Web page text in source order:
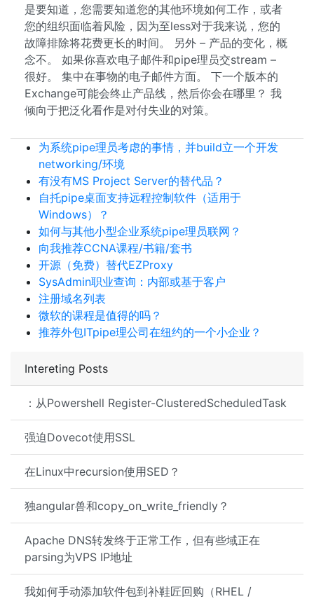
Intereting Posts
：从Powershell Register-ClusteredScheduledTask
强迫Dovecot使用SSL
在Linux中recursion使用SED？
独angular兽和copy_on_write_friendly？
Apache DNS转发终于正常工作，但有些域正在
parsing为VPS IP地址
我如何手动添加软件包到补鞋匠回购（RHEL /
是要知道，您需要知道您的其他环境如何工作，或者
您的组织面临着风险，因为至less对于我来说，您的
故障排除将花费更长的时间。 另外 – 产品的变化，概
念不。 如果你喜欢电子邮件和pipe理员交stream –
很好。 集中在事物的电子邮件方面。 下一个版本的
Exchange可能会终止产品线，然后你会在哪里？ 我
倾向于把泛化看作是对付失业的对策。
为系统pipe理员考虑的事情，并build立一个开发
networking/环境
有没有MS Project Server的替代品？
自托pipe桌面支持远程控制软件（适用于
Windows）？
如何与其他小型企业系统pipe理员联网？
向我推荐CCNA课程/书籍/套书
开源（免费）替代EZProxy
SysAdmin职业查询：内部或基于客户
注册域名列表
微软的课程是值得的吗？
推荐外包ITpipe理公司在纽约的一个小企业？